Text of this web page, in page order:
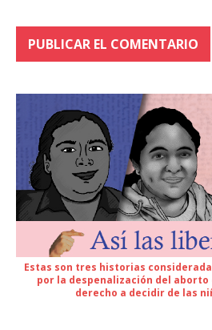
Estas son tres historias
por la despenalización del aborto
derecho a decidir de las